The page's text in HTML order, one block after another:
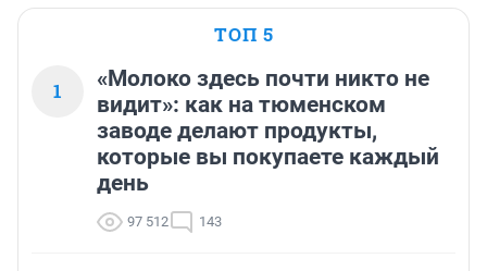
ТОП 5
1
«Молоко здесь почти никто не
видит»: как на тюменском
заводе делают продукты,
которые вы покупаете каждый
день
97 512 143